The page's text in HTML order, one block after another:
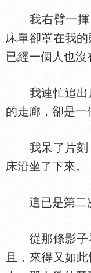
我右臂一揮
單卻罩在我
已經一個人也沒
我連忙追出
的走廊，卻是一
我呆了片刻
沿坐了下來。
這已是第二次
從那條影子
且，來得又如